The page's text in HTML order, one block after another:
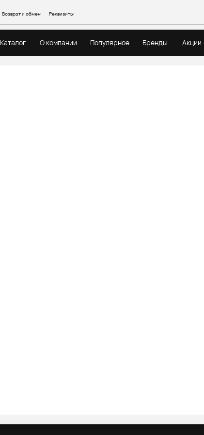
Реквизиты
Возврат и обмен
Каталог О компании Популярное Бренды Акции